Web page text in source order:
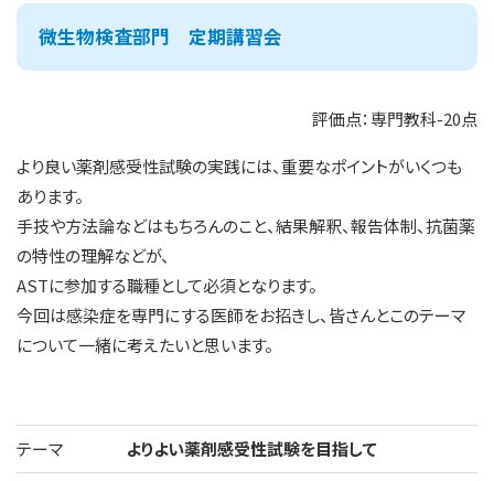
微生物検査部門 定期講習会
評価点：専門教科-20点
より良い薬剤感受性試験の実践には、重要なポイントがいくつも
あります。
手技や方法論などはもちろんのこと、結果解釈、報告体制、抗菌薬
の特性の理解などが、
ASTに参加する職種として必須となります。
今回は感染症を専門にする医師をお招きし、皆さんとこのテーマ
について一緒に考えたいと思います。
テーマ よりよい薬剤感受性試験を目指して